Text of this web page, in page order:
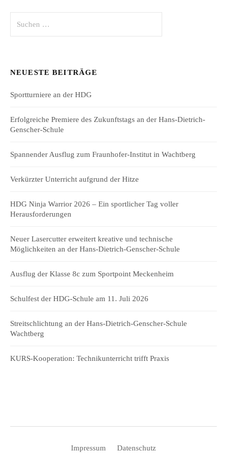
nach:
NEUESTE BEITRÄGE
Sportturniere an der HDG
Erfolgreiche Premiere des Zukunftstags an der Hans-Dietrich-
Genscher-Schule
Spannender Ausflug zum Fraunhofer-Institut in Wachtberg
Verkürzter Unterricht aufgrund der Hitze
HDG Ninja Warrior 2026 – Ein sportlicher Tag voller
Herausforderungen
Neuer Lasercutter erweitert kreative und technische
Möglichkeiten an der Hans-Dietrich-Genscher-Schule
Ausflug der Klasse 8c zum Sportpoint Meckenheim
Schulfest der HDG-Schule am 11. Juli 2026
Streitschlichtung an der Hans-Dietrich-Genscher-Schule
Wachtberg
KURS-Kooperation: Technikunterricht trifft Praxis
Impressum Datenschutz